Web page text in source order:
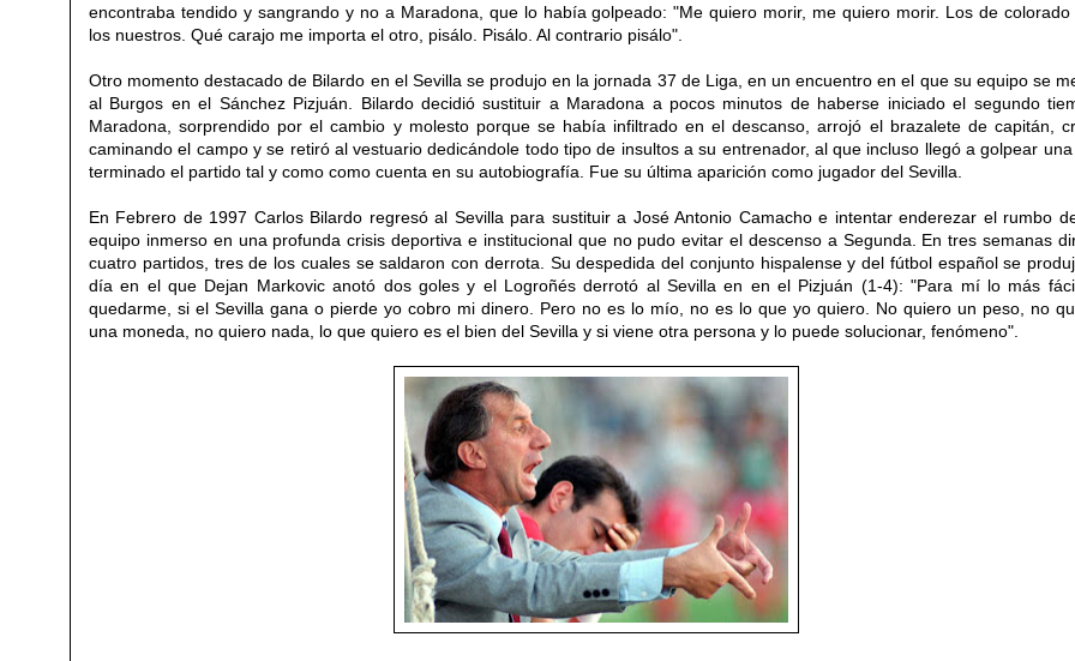
encontraba tendido y sangrando y no a Maradona, que lo había golpeado: "Me quiero morir, me quiero morir. Los de colorado
los nuestros. Qué carajo me importa el otro, pisálo. Pisálo. Al contrario pisálo".
Otro momento destacado de Bilardo en el Sevilla se produjo en la jornada 37 de Liga, en un encuentro en el que su equipose m
al Burgos en el Sánchez Pizjuán Bilardo decidió sustituir a Maradona a pocos minutos de haberse iniciado el segundo
Maradona,
sorprendido por el cambio y molesto porque se había infiltrado en el descanso, arrojó el brazalete de capitán ,
caminando el campo y se retiró al vestuariodedicándole todo tipo de insultos a su entrenador, al que incluso llegó a golpear
terminado el partido tal y como como cuenta en su autobiografía Fue su última aparición como jugador del Sevilla.
En Febrero de 1997 Carlos Bilardo regresó al Sevilla para sustituir a José Antonio Camacho e intentar enderezar el rumbo
equipo inmerso en una profunda crisis deportiva e institucional que no pudo evitar el descenso a Segunda. En tres semanas
cuatro partidos, tres de los cuales se saldaron con derrota. Su despedida del conjunto hispalense y del fútbol españolse
díaen el que Dejan Markovic anotó dos goles y el Logroñés derrotó al Sevilla en en el Pizjuán (1-4):"Para mí lo más
quedarme, si el Sevilla gana o pierde yo cobro mi dinero. Pero no es lo mío, no es lo que yo quiero. No quiero un peso, no
una moneda, no quiero nada, lo que quiero es el bien del Sevilla y si viene otra persona y lo puede solucionar, fenómeno".